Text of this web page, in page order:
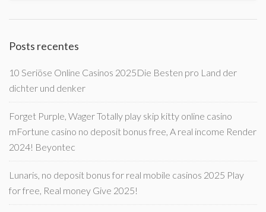
Posts recentes
10 Seriöse Online Casinos 2025Die Besten pro Land der
dichter und denker
Forget Purple, Wager Totally play skip kitty online casino
mFortune casino no deposit bonus free, A real income Render
2024! Beyontec
Lunaris, no deposit bonus for real mobile casinos 2025 Play
for free, Real money Give 2025!